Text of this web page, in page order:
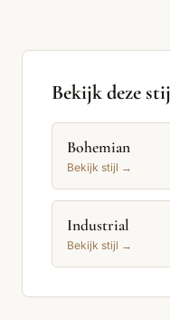
Bekijk deze
Bohemian
Bekijk stijl →
Industrial
Bekijk stijl →